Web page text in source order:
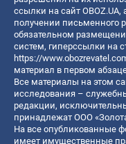
ссылки на сайт
получении письменного
обязательном
систем, гиперссылки на
https://
материал в первом
Все материалы на этом
исследования –
редакции,
принадлежат ООО
На все опубликованные
имеет имущественные